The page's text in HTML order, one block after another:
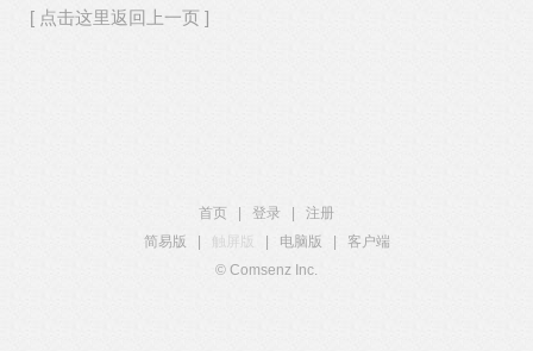
[ 点击这里返回上一页 ]
首页 登录
注册
简易版
触屏版 电脑版
客户端
© Comsenz Inc.